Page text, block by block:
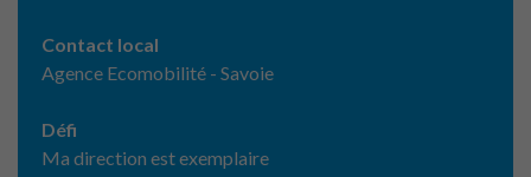
Contact local
Agence Ecomobilité - Savoie
Défi
Ma direction est exemplaire